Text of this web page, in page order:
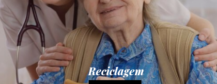
Reciclagem